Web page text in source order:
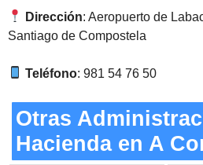
Dirección: Aeropuerto de
Santiago de Compostela
Teléfono: 981 54 76 50
Otras
Hacienda en A